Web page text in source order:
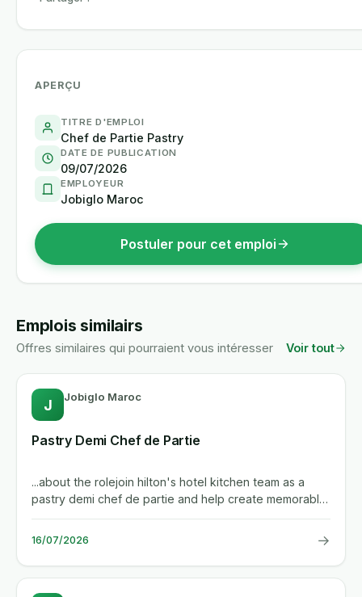
APERÇU
TITRE D'EMPLOI
Chef de Partie Pastry
DATE DE PUBLICATION
09/07/2026
EMPLOYEUR
Jobiglo Maroc
Postuler pour cet emploi
Emplois similairs
Offres similaires qui pourraient vous intéresser Voir tout
J Jobiglo Maroc
Pastry Demi Chef de Partie
...about the rolejoin hilton's hotel kitchen team as a
pastry demi chef de partie and help create memorable
dining...
16/07/2026 →